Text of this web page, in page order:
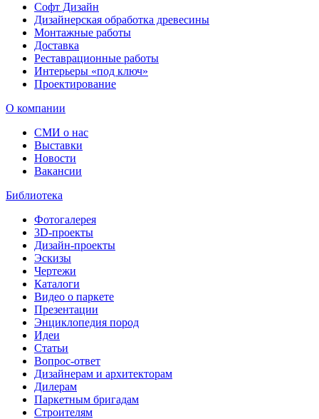
Софт Дизайн
Дизайнерская обработка древесины
Монтажные работы
Доставка
Реставрационные работы
Интерьеры «под ключ»
Проектирование
О компании
СМИ о нас
Выставки
Новости
Вакансии
Библиотека
Фотогалерея
3D-проекты
Дизайн-проекты
Эскизы
Чертежи
Каталоги
Видео о паркете
Презентации
Энциклопедия пород
Идеи
Статьи
Вопрос-ответ
Дизайнерам и архитекторам
Дилерам
Паркетным бригадам
Строителям